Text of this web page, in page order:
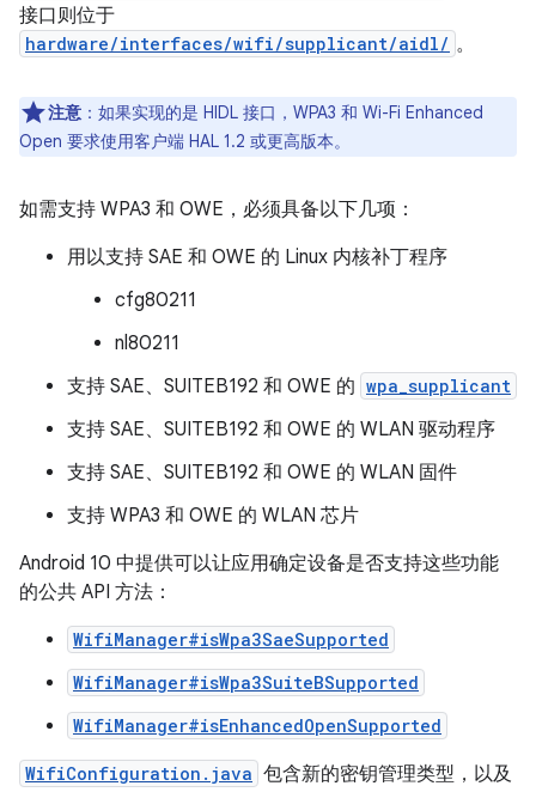
接口则位于
hardware/interfaces/wifi/supplicant/aidl/ 。
注意 ：如果实现的是 HIDL 接口，WPA3 和 Wi-Fi Enhanced
Open 要求使用客户端 HAL 1.2 或更高版本。
如需支持 WPA3 和 OWE，必须具备以下几项：
用以支持 SAE 和 OWE 的 Linux 内核补丁程序
cfg80211
nl80211
支持 SAE、SUITEB192 和 OWE 的 wpa_supplicant
支持 SAE、SUITEB192 和 OWE 的 WLAN 驱动程序
支持 SAE、SUITEB192 和 OWE 的 WLAN 固件
支持 WPA3 和 OWE 的 WLAN 芯片
Android 10 中提供可以让应用确定设备是否支持这些功能
的公共 API 方法：
WifiManager#isWpa3SaeSupported
WifiManager#isWpa3SuiteBSupported
WifiManager#isEnhancedOpenSupported
WifiConfiguration.java 包含新的密钥管理类型，以及